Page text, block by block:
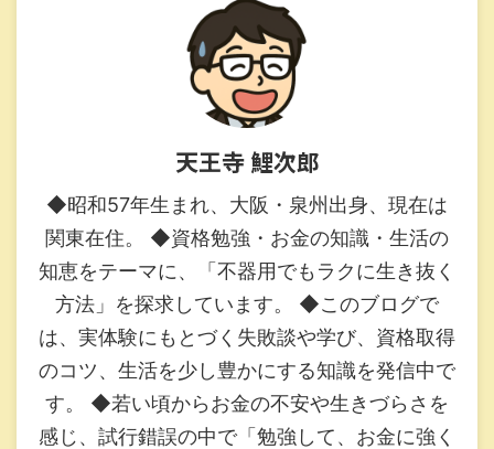
天王寺 鯉次郎
◆昭和57年生まれ、大阪・泉州出身、現在は
関東在住。 ◆資格勉強・お金の知識・生活の
知恵をテーマに、「不器用でもラクに生き抜く
方法」を探求しています。 ◆このブログで
は、実体験にもとづく失敗談や学び、資格取得
のコツ、生活を少し豊かにする知識を発信中で
す。 ◆若い頃からお金の不安や生きづらさを
感じ、試行錯誤の中で「勉強して、お金に強く